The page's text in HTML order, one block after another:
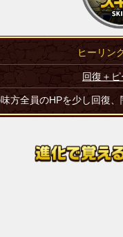
ヒーリン
回復＋
方全員のHPを少し回復